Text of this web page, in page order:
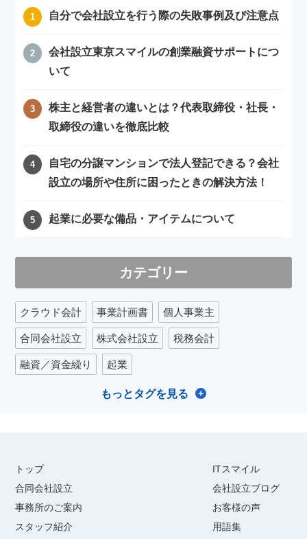
自分で会社設立を行う際の失敗事例及び注意点
会社設立東京スマイルの創業融資サポートにつ
いて
株主と経営者の違いとは？代表取締役・社長・
取締役の違いを徹底比較
自宅の分譲マンションで法人登記できる？会社
設立の場所や住所に困ったときの解決方法！
起業に必要な備品・アイテムについて
カテゴリー
クラウド会計 事業計画書 個人事業主
合同会社設立 株式会社設立 税務会計
融資／資金繰り 起業
もっとタグを見る
トップ
合同会社設立
事務所のご案内
スタッフ紹介
ITスマイル
会社設立ブログ
お客様の声
用語集